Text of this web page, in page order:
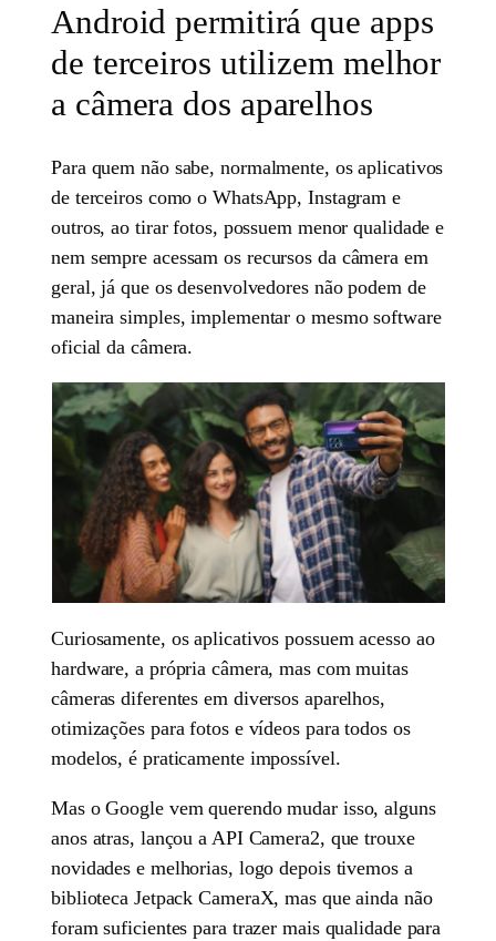
Android permitirá que apps
de terceiros utilizem melhor
a câmera dos aparelhos
Para quem não sabe, normalmente, os aplicativos
de terceiros como o WhatsApp, Instagram e
outros, ao tirar fotos, possuem menor qualidade e
nem sempre acessam os recursos da câmera em
geral, já que os desenvolvedores não podem de
maneira simples, implementar o mesmo software
oficial da câmera.
Curiosamente, os aplicativos possuem acesso ao
hardware, a própria câmera, mas com muitas
câmeras diferentes em diversos aparelhos,
otimizações para fotos e vídeos para todos os
modelos, é praticamente impossível.
Mas o Google vem querendo mudar isso, alguns
anos atras, lançou a API Camera2, que trouxe
novidades e melhorias, logo depois tivemos a
biblioteca Jetpack CameraX, mas que ainda não
foram suficientes para trazer mais qualidade para